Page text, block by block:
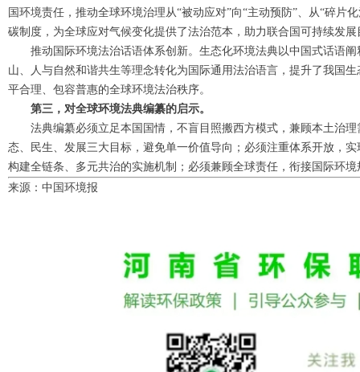
国环境责任，推动全球环境治理从“被动应对”向“主动预防”、从“碎片
碳制度，为全球应对气候变化提供了法治范本，助力联合国可持续发展
推动国际环境法治话语体系创新。生态化环境法典以中国式话语
山、人与自然和谐共生等理念转化为国际通用法治语言，提升了我国
平合理、包容普惠的全球环境法治秩序。
第三，对全球环境法典编纂的启示。
法典编纂必须立足本国国情，不盲目照搬西方模式，兼顾本土治
态、民生、发展三大目标，避免单一价值导向；必须注重体系开放，
构建全链条、多元共治的实施机制；必须兼顾全球责任，衔接国际环
来源：中国环境报